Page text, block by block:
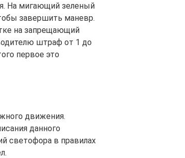
На мигающий зеленый
завершить маневр.
на запрещающий
штраф от 1 до
первое это
движения.
данного
светофора в правилах